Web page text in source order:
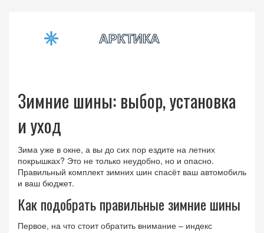
Зимние шины: выбор, установка
и уход
Зима уже в окне, а вы до сих пор ездите на летних
покрышках? Это не только неудобно, но и опасно.
Правильный комплект зимних шин спасёт ваш автомобиль
и ваш бюджет.
Как подобрать правильные зимние шины
Первое, на что стоит обратить внимание – индекс